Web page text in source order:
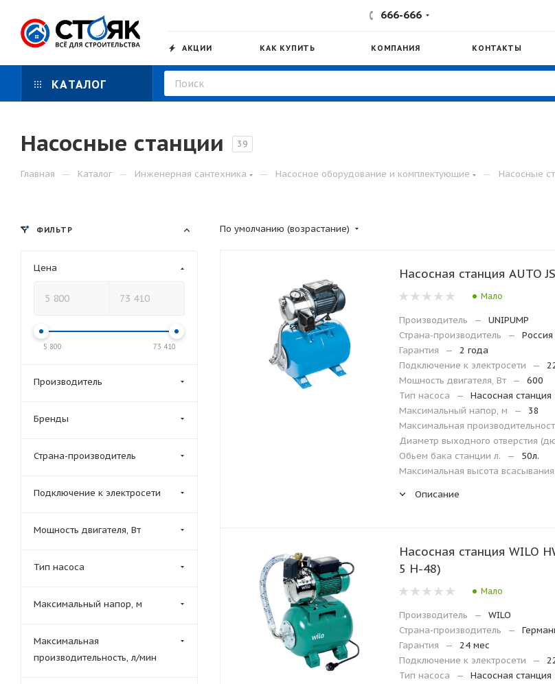
666-666
АКЦИИ КАК КУПИТЬ КОМПАНИЯ КОНТАКТЫ
КАТАЛОГ
Насосные станции 39
Главная — Каталог — Инженерная сантехника — Насосное оборудование и комплектующие — Насосные
По умолчанию (возрастание)
Насосная станция AUTO
Мало
Производитель —
UNIPUMP
Страна-производитель
—
Россия
Гарантия
—
2 года
Подключение к электросети
—
Мощность двигателя, Вт
—
600
Тип насоса
—
Насосная станция
Максимальный напор, м
—
38
Максимальная
Диаметр выходного отверстия
Обьем бака станции л.
—
50л.
Максимальная высота
Описание
Насосная станция WILO HWJ 50R 204EM(Q-
5 H-48)
Мало
Производитель —
WILO
Страна-производитель
—
Гарантия
—
24 мес
Подключение к электросети
—
Тип насоса
—
Насосная станция
ФИЛЬТР
Цена
5 800 73 410
Производитель
Бренды
Страна-производитель
Подключение к электросети
Мощность двигателя, Вт
Тип насоса
Максимальный напор, м
Максимальная
производительность, л/мин